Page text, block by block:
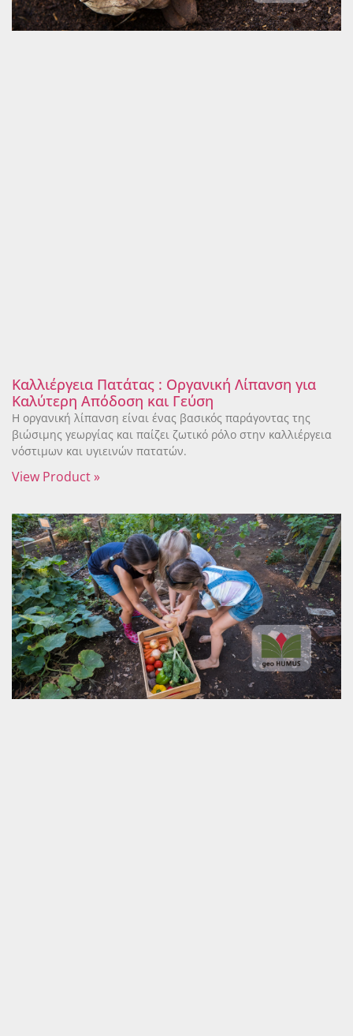
Καλλιέργεια Πατάτας : Οργανική Λίπανση για
Καλύτερη Απόδοση και Γεύση
Η οργανική λίπανση είναι ένας βασικός παράγοντας της
βιώσιμης γεωργίας και παίζει ζωτικό ρόλο στην καλλιέργεια
νόστιμων και υγιεινών πατατών.
View Product »